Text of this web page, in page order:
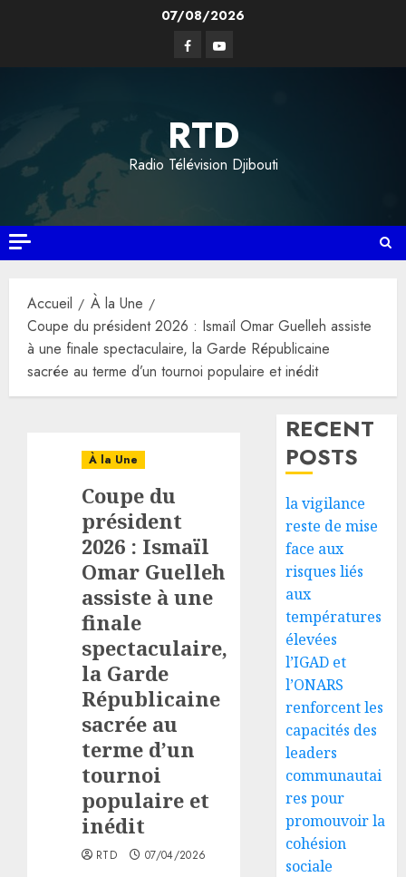
07/08/2026
FacebookYouTube
RTD
Radio Télévision Djibouti
Accueil
À la Une
Coupe du président 2026 : Ismaïl Omar Guelleh assiste
à une finale spectaculaire, la Garde Républicaine
sacrée au terme d’un tournoi populaire et inédit
À la Une
Coupe du
président
2026 : Ismaïl
Omar Guelleh
assiste à une
finale
spectaculaire,
la Garde
Républicaine
sacrée au
terme d’un
tournoi
populaire et
inédit
RTD 07/04/2026
RECENT
POSTS
la vigilance
reste de mise
face aux
risques liés
aux
températures
élevées
l’IGAD et
l’ONARS
renforcent les
capacités des
leaders
communautai
res pour
promouvoir la
cohésion
sociale